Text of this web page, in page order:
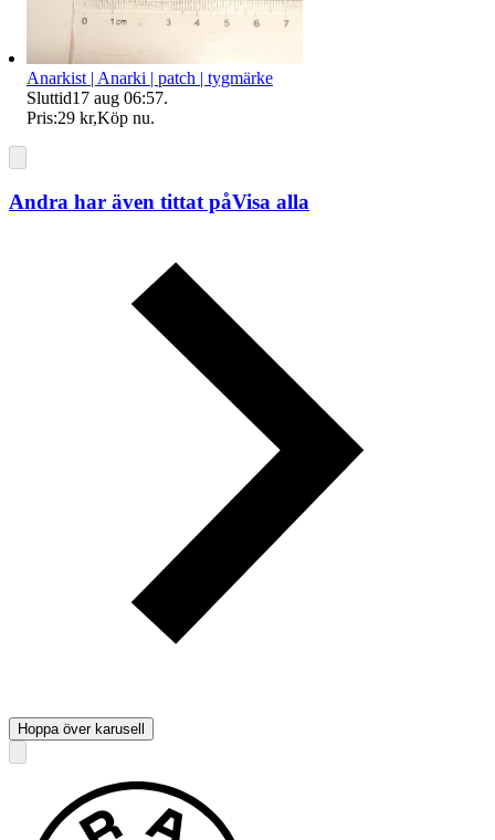
Anarkist | Anarki | patch | tygmärke
Sluttid17 aug 06:57.
Pris:29 kr,Köp nu.
Andra har även tittat påVisa alla
Hoppa över karusell